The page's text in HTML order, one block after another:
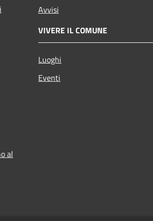
Avvisi
VIVERE IL COMUNE
Luoghi
Eventi
al